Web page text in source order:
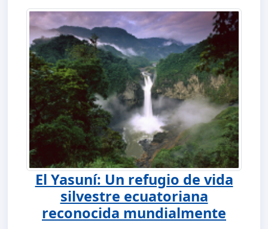
El Yasuní: Un refugio de vida
silvestre ecuatoriana
reconocida mundialmente